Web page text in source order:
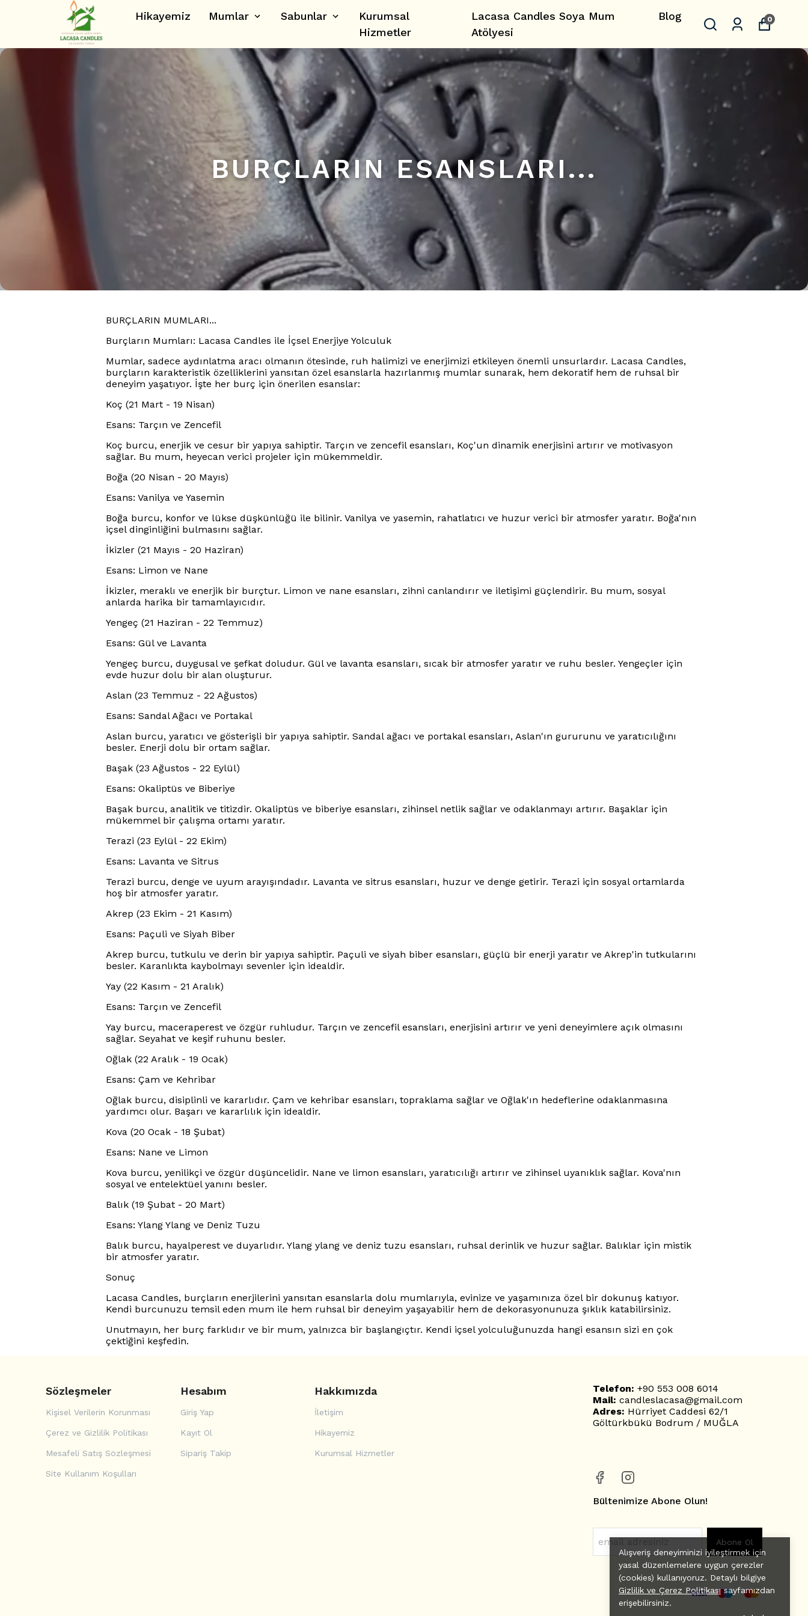
Hikayemiz Mumlar Sabunlar
Kurumsal
Hizmetler
Lacasa Candles Soya Mum
Atölyesi
Blog 0
Alışveriş deneyiminizi iyileştirmek için
yasal düzenlemelere uygun çerezler
(cookies) kullanıyoruz. Detaylı bilgiye
Gizlilik ve Çerez Politikasısayfamızdan
erişebilirsiniz.
BURÇLARIN ESANSLARI...
BURÇLARIN MUMLARI...
Burçların Mumları: Lacasa Candles ile İçsel Enerjiye Yolculuk
Mumlar, sadece aydınlatma aracı olmanın ötesinde, ruh halimizi ve enerjimizi etkileyen önemli unsurlardır. Lacasa Candles,
burçların karakteristik özelliklerini yansıtan özel esanslarla hazırlanmış mumlar sunarak, hem dekoratif hem de ruhsal bir
deneyim yaşatıyor. İşte her burç için önerilen esanslar:
Koç (21 Mart - 19 Nisan)
Esans: Tarçın ve Zencefil
Koç burcu, enerjik ve cesur bir yapıya sahiptir. Tarçın ve zencefil esansları, Koç'un dinamik enerjisini artırır ve motivasyon
sağlar. Bu mum, heyecan verici projeler için mükemmeldir.
Boğa (20 Nisan - 20 Mayıs)
Esans: Vanilya ve Yasemin
Boğa burcu, konfor ve lükse düşkünlüğü ile bilinir. Vanilya ve yasemin, rahatlatıcı ve huzur verici bir atmosfer yaratır. Boğa'nın
içsel dinginliğini bulmasını sağlar.
İkizler (21 Mayıs - 20 Haziran)
Esans: Limon ve Nane
İkizler, meraklı ve enerjik bir burçtur. Limon ve nane esansları, zihni canlandırır ve iletişimi güçlendirir. Bu mum, sosyal
anlarda harika bir tamamlayıcıdır.
Yengeç (21 Haziran - 22 Temmuz)
Esans: Gül ve Lavanta
Yengeç burcu, duygusal ve şefkat doludur. Gül ve lavanta esansları, sıcak bir atmosfer yaratır ve ruhu besler. Yengeçler için
evde huzur dolu bir alan oluşturur.
Aslan (23 Temmuz - 22 Ağustos)
Esans: Sandal Ağacı ve Portakal
Aslan burcu, yaratıcı ve gösterişli bir yapıya sahiptir. Sandal ağacı ve portakal esansları, Aslan'ın gururunu ve yaratıcılığını
besler. Enerji dolu bir ortam sağlar.
Başak (23 Ağustos - 22 Eylül)
Esans: Okaliptüs ve Biberiye
Başak burcu, analitik ve titizdir. Okaliptüs ve biberiye esansları, zihinsel netlik sağlar ve odaklanmayı artırır. Başaklar için
mükemmel bir çalışma ortamı yaratır.
Terazi (23 Eylül - 22 Ekim)
Esans: Lavanta ve Sitrus
Terazi burcu, denge ve uyum arayışındadır. Lavanta ve sitrus esansları, huzur ve denge getirir. Terazi için sosyal ortamlarda
hoş bir atmosfer yaratır.
Akrep (23 Ekim - 21 Kasım)
Esans: Paçuli ve Siyah Biber
Akrep burcu, tutkulu ve derin bir yapıya sahiptir. Paçuli ve siyah biber esansları, güçlü bir enerji yaratır ve Akrep'in tutkularını
besler. Karanlıkta kaybolmayı sevenler için idealdir.
Yay (22 Kasım - 21 Aralık)
Esans: Tarçın ve Zencefil
Yay burcu, maceraperest ve özgür ruhludur. Tarçın ve zencefil esansları, enerjisini artırır ve yeni deneyimlere açık olmasını
sağlar. Seyahat ve keşif ruhunu besler.
Oğlak (22 Aralık - 19 Ocak)
Esans: Çam ve Kehribar
Oğlak burcu, disiplinli ve kararlıdır. Çam ve kehribar esansları, topraklama sağlar ve Oğlak'ın hedeflerine odaklanmasına
yardımcı olur. Başarı ve kararlılık için idealdir.
Kova (20 Ocak - 18 Şubat)
Esans: Nane ve Limon
Kova burcu, yenilikçi ve özgür düşüncelidir. Nane ve limon esansları, yaratıcılığı artırır ve zihinsel uyanıklık sağlar. Kova'nın
sosyal ve entelektüel yanını besler.
Balık (19 Şubat - 20 Mart)
Esans: Ylang Ylang ve Deniz Tuzu
Balık burcu, hayalperest ve duyarlıdır. Ylang ylang ve deniz tuzu esansları, ruhsal derinlik ve huzur sağlar. Balıklar için mistik
bir atmosfer yaratır.
Sonuç
Lacasa Candles, burçların enerjilerini yansıtan esanslarla dolu mumlarıyla, evinize ve yaşamınıza özel bir dokunuş katıyor.
Kendi burcunuzu temsil eden mum ile hem ruhsal bir deneyim yaşayabilir hem de dekorasyonunuza şıklık katabilirsiniz.
Unutmayın, her burç farklıdır ve bir mum, yalnızca bir başlangıçtır. Kendi içsel yolculuğunuzda hangi esansın sizi en çok
çektiğini keşfedin.
Sözleşmeler
Kişisel Verilerin Korunması
Çerez ve Gizlilik Politikası
Mesafeli Satış Sözleşmesi
Site Kullanım Koşulları
Hesabım
Giriş Yap
Kayıt Ol
Sipariş Takip
Hakkımızda
İletişim
Hikayemiz
Kurumsal Hizmetler
Telefon: +90 553 008 6014
Mail: candleslacasa@gmail.com
Adres: Hürriyet Caddesi 62/1
Göltürkbükü Bodrum / MUĞLA
Bültenimize Abone Olun!
Abone Ol